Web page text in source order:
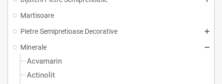
Martisoare
Pietre Semipretioase Decorative
Minerale
Acvamarin
Actinolit